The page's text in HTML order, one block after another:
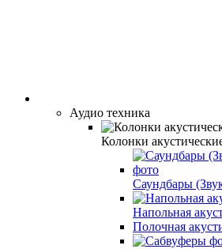
Аудио техника
Колонки
Саундбары
Напольная
Полочная